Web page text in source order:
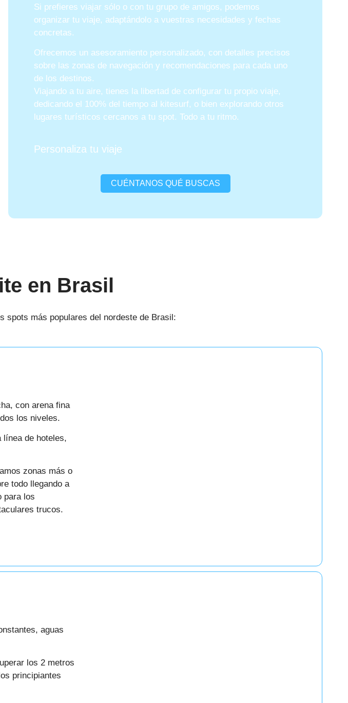
Si prefieres viajar sólo o con tu grupo de amigos, podemos
organizar tu viaje, adaptándolo a vuestras necesidades y fechas
concretas.
Ofrecemos un asesoramiento personalizado, con detalles precisos
sobre las zonas de navegación y recomendaciones para cada uno
de los destinos.
Viajando a tu aire, tienes la libertad de configurar tu propio viaje,
dedicando el 100% del tiempo al kitesurf, o bien explorando otros
lugares turísticos cercanos a tu spot. Todo a tu ritmo.
Personaliza tu viaje
CUÉNTANOS QUÉ BUSCAS
en Brasil
spots más populares del nordeste de Brasil:
con arena fina
los niveles.
de hoteles,
zonas más o
todo llegando a
para los
trucos.
aguas
los 2 metros
principiantes